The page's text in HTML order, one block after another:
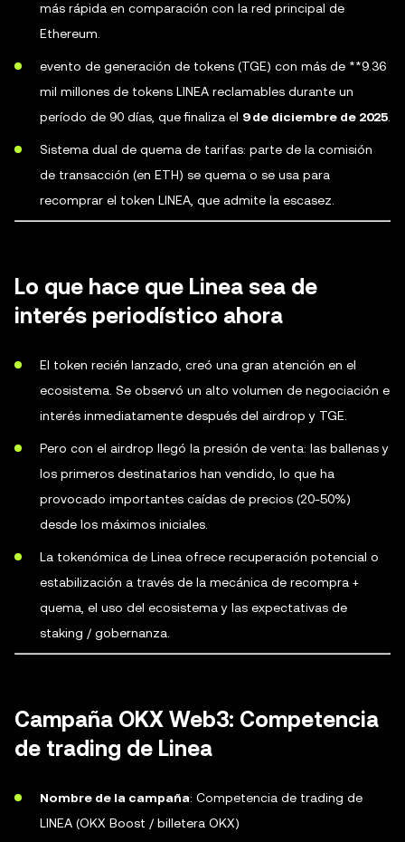
más rápida en comparación con la red principal de
Ethereum.
evento de generación de tokens (TGE) con más de **9.36
mil millones de tokens LINEA reclamables durante un
período de 90 días, que finaliza el 9 de diciembre de 2025
Sistema dual de quema de tarifas: parte de la comisión
de transacción (en ETH) se quema o se usa para
recomprar el token LINEA, que admite la escasez.
Lo que hace que Linea sea de
interés periodístico ahora
El token recién lanzado, creó una gran atención en el
ecosistema. Se observó un alto volumen de negociación e
interés inmediatamente después del airdrop y TGE.
Pero con el airdrop llegó la presión de venta: las ballenas y
los primeros destinatarios han vendido, lo que ha
provocado importantes caídas de precios (20-50%)
desde los máximos iniciales.
La tokenómica de Linea ofrece recuperación potencial o
estabilización a través de la mecánica de recompra +
quema, el uso del ecosistema y las expectativas de
staking / gobernanza.
Campaña OKX Web3: Competencia
de trading de Linea
Nombre de la campaña: Competencia de trading de
LINEA (OKX Boost / billetera OKX)